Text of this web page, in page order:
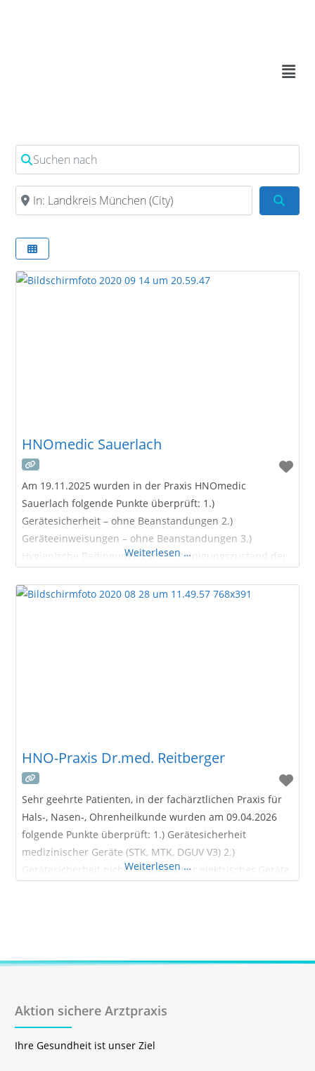
Suchen nach
In der Nähe
HNOmedic Sauerlach
Am 19.11.2025 wurden in der Praxis HNOmedic
Sauerlach folgende Punkte überprüft: 1.)
Gerätesicherheit – ohne Beanstandungen 2.)
Geräteeinweisungen – ohne Beanstandungen 3.)
Hygienische Bedingungen sowie Reinigungszustand der
Weiterlesen …
HNO-Praxis Dr.med. Reitberger
Sehr geehrte Patienten, in der fachärztlichen Praxis für
Hals-, Nasen-, Ohrenheilkunde wurden am 09.04.2026
folgende Punkte überprüft: 1.) Gerätesicherheit
medizinischer Geräte (STK, MTK, DGUV V3) 2.)
Gerätesicherheit nicht medizinischer elektrischer Geräte
Weiterlesen …
Aktion sichere Arztpraxis
Ihre Gesundheit ist unser Ziel